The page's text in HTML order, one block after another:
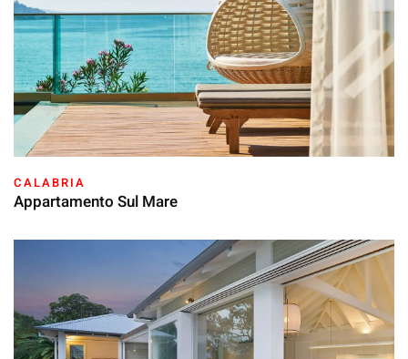
CALABRIA
Appartamento Sul Mare